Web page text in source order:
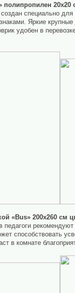
полипропилен 20х20
специально
Яркие
удобен в
«Bus» 200х260 см
педагоги
способствовать
в комнате